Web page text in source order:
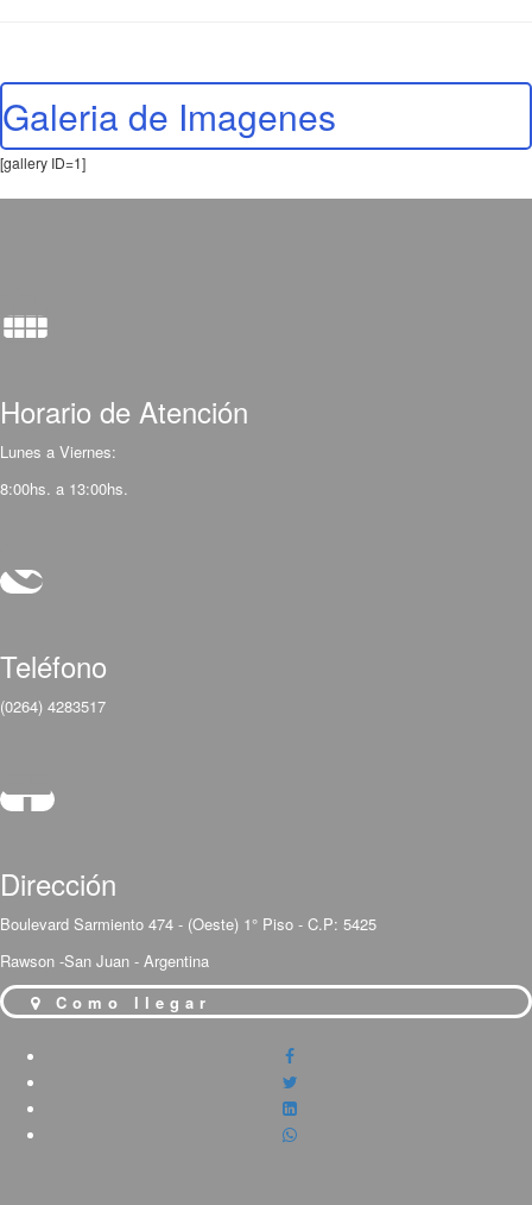
Galeria de Imagenes
[gallery ID=1]
Horario de Atención
Lunes a Viernes:
8:00hs. a 13:00hs.
Teléfono
(0264) 4283517
Dirección
Boulevard Sarmiento 474 - (Oeste) 1° Piso - C.P: 5425
Rawson -San Juan - Argentina
Como llegar